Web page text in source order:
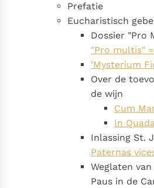
Prefatie
Eucharistisch
Dossier "Pro
"Pro multis"
’Mysterium
Over de
de wijn
Cum
In
Inlassing St.
Paternas
Weglaten
Paus in de